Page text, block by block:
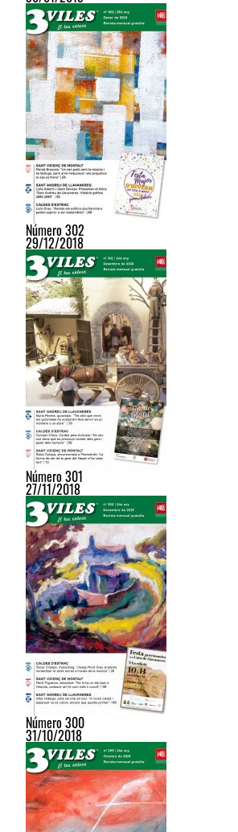
Número 302
29/12/2018
Número 301
27/11/2018
Número 300
31/10/2018